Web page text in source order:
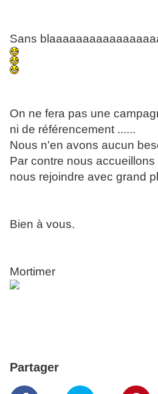
Sans
On ne fera pas une
ni de référencement ......
Nous n'en avons aucun
Par contre nous
nous rejoindre avec grand
Bien à vous.
Mortimer
Partager